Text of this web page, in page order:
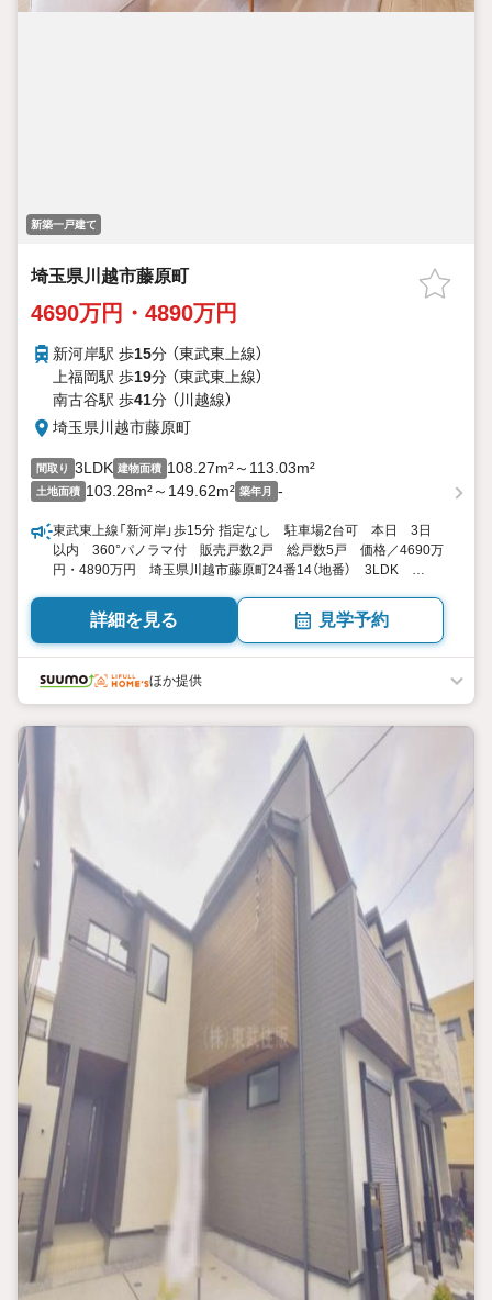
新築一戸建て
埼玉県川越市藤原町
4690万円・4890万円
新河岸駅 歩15分 （東武東上線）
上福岡駅 歩19分 （東武東上線）
南古谷駅 歩41分 （川越線）
埼玉県川越市藤原町
間取り 3LDK 建物面積 108.27m²～113.03m²
土地面積 103.28m²～149.62m² 築年月 -
東武東上線「新河岸」歩15分 指定なし 駐車場2台可 本日 3日
以内 360°パノラマ付 販売戸数2戸 総戸数5戸 価格／4690万
円・4890万円 埼玉県川越市藤原町24番14（地番） 3LDK
SUUMO
詳細を見る 見学予約
ほか提供